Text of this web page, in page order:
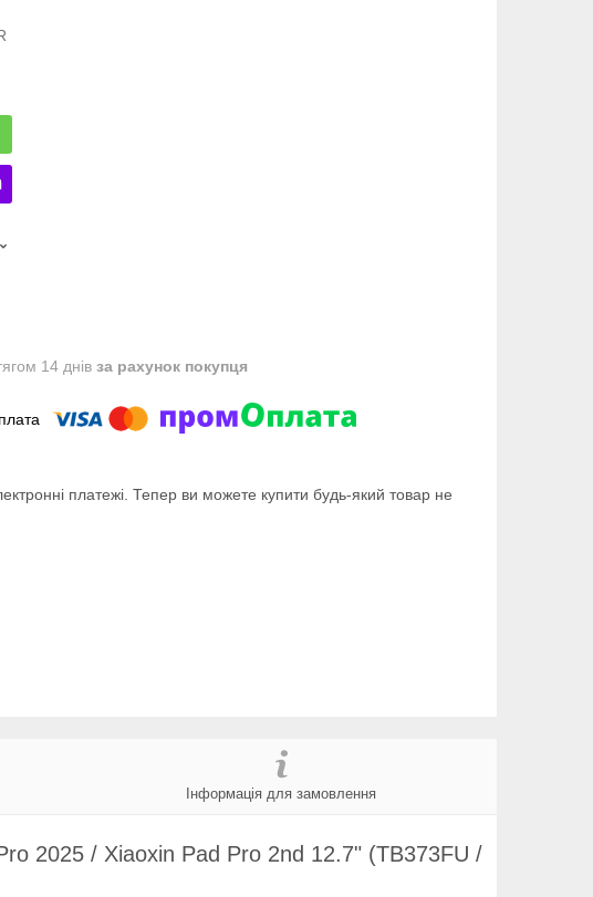
14 днів за рахунок покупця
платежі. Тепер ви можете купити будь-який товар не
Інформація для замовлення
2025 / Xiaoxin Pad Pro 2nd 12.7" (TB373FU /